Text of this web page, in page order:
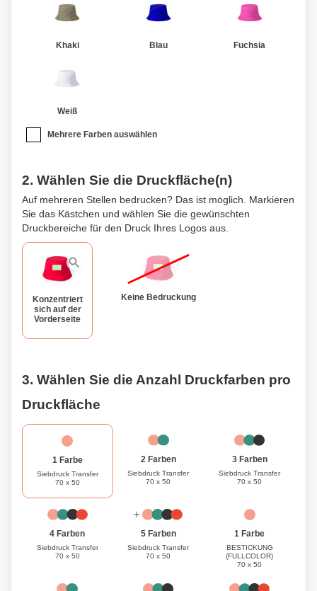
Khaki Blau Fuchsia
Weiß
Mehrere Farben auswählen
2. Wählen Sie die Druckfläche(n)
Auf mehreren Stellen bedrucken? Das ist möglich. Markieren
Sie das Kästchen und wählen Sie die gewünschten
Druckbereiche für den Druck Ihres Logos aus.
Konzentriert
sich auf der
Vorderseite
Keine Bedruckung
3. Wählen Sie die Anzahl Druckfarben pro
Druckfläche
1 Farbe
Siebdruck Transfer
70 x 50
2 Farben
Siebdruck Transfer
70 x 50
3 Farben
Siebdruck Transfer
70 x 50
4 Farben
Siebdruck Transfer
70 x 50
5 Farben
Siebdruck Transfer
70 x 50
1 Farbe
BESTICKUNG
(FULLCOLOR)
70 x 50